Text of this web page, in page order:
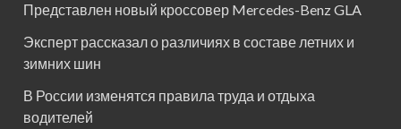
Представлен новый кроссовер Mercedes-Benz GLA
Эксперт рассказал о различиях в составе летних и
зимних шин
В России изменятся правила труда и отдыха
водителей